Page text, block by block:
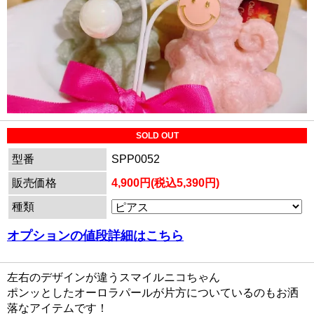
SOLD OUT
型番
SPP0052
販売価格
4,900円(税込5,390円)
種類
オプションの値段詳細はこちら
左右のデザインが違うスマイルニコちゃん
ポンッとしたオーロラパールが片方についているのもお洒
落なアイテムです！